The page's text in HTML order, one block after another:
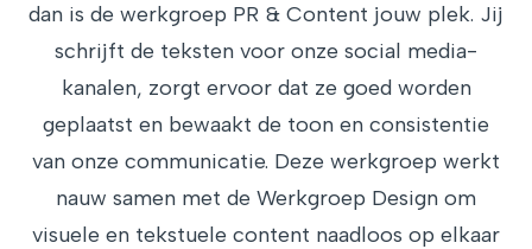
dan is de werkgroep PR & Content jouw plek. Jij
schrijft de teksten voor onze social media-
kanalen, zorgt ervoor dat ze goed worden
geplaatst en bewaakt de toon en consistentie
van onze communicatie. Deze werkgroep werkt
nauw samen met de Werkgroep Design om
visuele en tekstuele content naadloos op elkaar